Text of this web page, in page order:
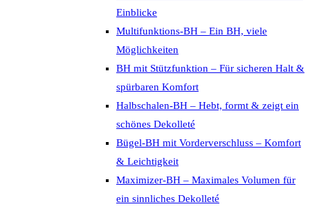
Einblicke
Multifunktions-BH – Ein BH, viele
Möglichkeiten
BH mit Stützfunktion – Für sicheren Halt &
spürbaren Komfort
Halbschalen-BH – Hebt, formt & zeigt ein
schönes Dekolleté
Bügel-BH mit Vorderverschluss – Komfort
& Leichtigkeit
Maximizer-BH – Maximales Volumen für
ein sinnliches Dekolleté